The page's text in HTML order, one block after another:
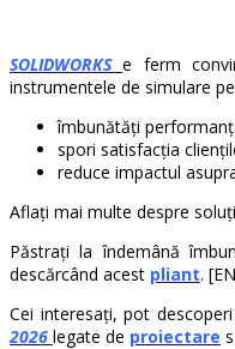
SOLIDWORKS e ferm
instrumentele de simulare
îmbunătăți
spori satisfacția
reduce impactul
Aflați mai multe despre
Păstrați la îndemână
descărcând acest pliant.
Cei interesați, pot
2026 legate de proiectare